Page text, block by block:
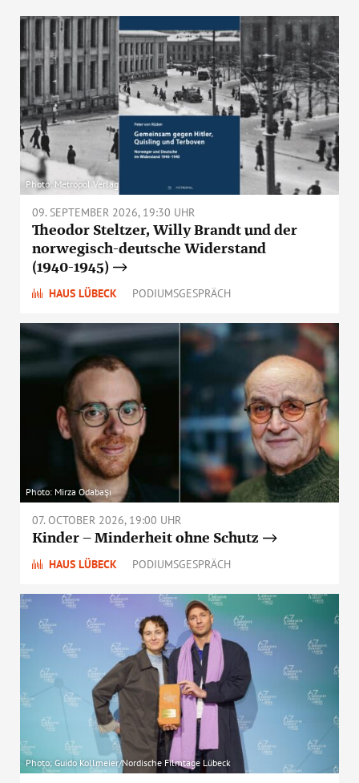
Photo: Metropol Verlag
09. SEPTEMBER 2026, 19:30 UHR
Theodor Steltzer, Willy Brandt und der
norwegisch-deutsche Widerstand
(1940-1945)
HAUS LÜBECK PODIUMSGESPRÄCH
Photo: Mirza Odabaşı
07. OCTOBER 2026, 19:00 UHR
Kinder – Minderheit ohne Schutz
HAUS LÜBECK PODIUMSGESPRÄCH
Photo: Guido Kollmeier/Nordische Filmtage Lübeck